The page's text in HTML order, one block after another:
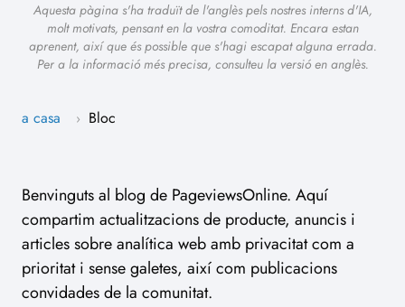
Aquesta pàgina s'ha traduït de l'anglès pels nostres interns d'IA,
molt motivats, pensant en la vostra comoditat. Encara estan
aprenent, així que és possible que s'hagi escapat alguna errada.
Per a la informació més precisa, consulteu la versió en anglès.
a casa › Bloc
Benvinguts al blog de PageviewsOnline. Aquí
compartim actualitzacions de producte, anuncis i
articles sobre analítica web amb privacitat com a
prioritat i sense galetes, així com publicacions
convidades de la comunitat.